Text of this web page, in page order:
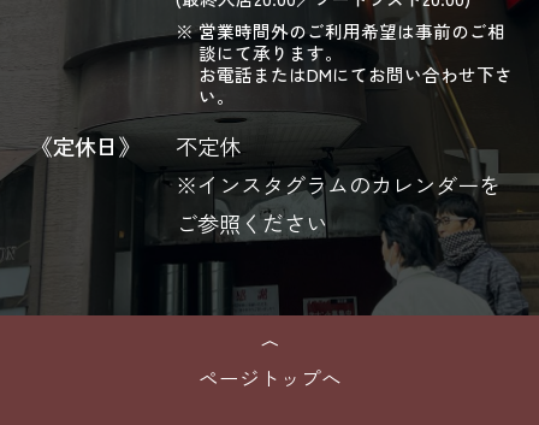
営業時間外のご利用希望は事前のご相
談にて承ります。
お電話またはDMにてお問い合わせ下さ
い。
《定休日》
不定休
※インスタグラムのカレンダーを
ご参照ください
ページトップへ